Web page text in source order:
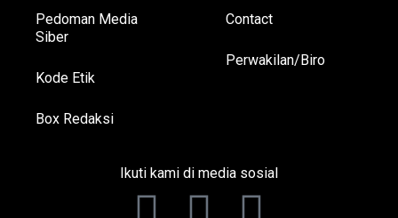
Pedoman Media
Siber
Kode Etik
Box Redaksi
Contact
Perwakilan/Biro
Ikuti kami di media sosial